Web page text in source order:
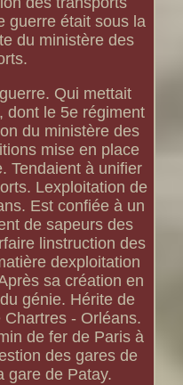
guerre était sous la
du ministère des
Qui mettait
dont le 5e régiment
du ministère des
mise en place
Tendaient à unifier
Lexploitation de
Est confiée à un
de sapeurs des
linstruction des
dexploitation
sa création en
génie. Hérite de
Chartres - Orléans.
de fer de Paris à
des gares de
gare de Patay.